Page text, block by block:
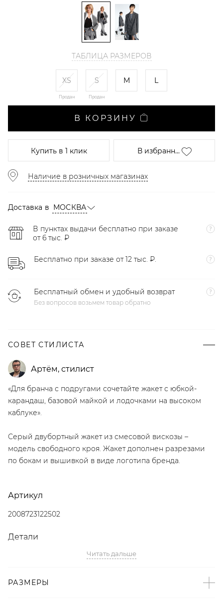
ТАБЛИЦА РАЗМЕРОВ
XS
Продан
S
Продан
M L
В КОРЗИНУ
Купитьв 1 клик В избранн...
Наличие в розничных магазинах
Доставка в МОСКВА
В пунктах выдачи бесплатно при заказе
от 6 тыс. ₽
Бесплатно при заказе от 12 тыс. ₽.
Бесплатный обмен и удобный возврат
Без вопросов возьмем товар обратно
СОВЕТ СТИЛИСТА
Артём, стилист
«Для бранча с подругами сочетайте жакет с юбкой-
карандаш, базовой майкой и лодочками на высоком
каблуке».
Серый двубортный жакет из смесовой вискозы –
модель свободного кроя. Жакет дополнен разрезами
по бокам и вышивкой в виде логотипа бренда.
Артикул
2008723122502
Детали
– Произведено по индивидуальному заказу и под
– Дизайн: Санкт-Петербург, Россия;
Читать дальше
РАЗМЕРЫ